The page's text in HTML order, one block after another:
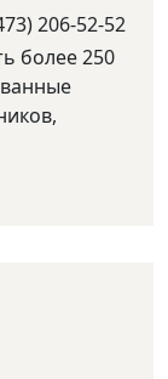
206-52-52
более 250